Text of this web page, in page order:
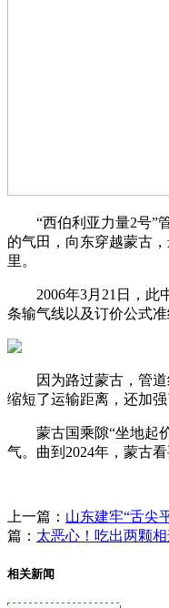
“西伯利亚力量2号”管
的气田，向东穿越蒙古
里。
2006年3月21日，此
条输气线以及订价公式准
因为路过蒙古，管道
缩短了运输距离，还加
蒙古国乘隙“坐地起价
气。曲到2024年，蒙古
上一篇： 山东建牢“舌尖
篇： 太恶心！吃出两颗
相关新闻